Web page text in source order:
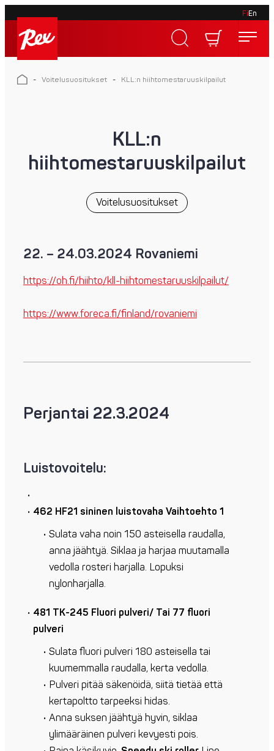
Skip
content
FiEn
Rex
- Voitelusuositukset - KLL:n hiihtomestaruuskilpailut
KLL:n
hiihtomestaruuskilpailut
Voitelusuositukset
22. – 24.03.2024 Rovaniemi
https://oh.fi/hiihto/kll-hiihtomestaruuskilpailut/
https://www.foreca.fi/finland/rovaniemi
Perjantai 22.3.2024
Luistovoitelu:
462 HF21 sininen luistovaha Vaihtoehto 1
Sulata vaha noin 150 asteisella raudalla,
anna jäähtyä. Siklaa ja harjaa muutamalla
vedolla rosteri harjalla. Lopuksi
nylonharjalla.
481 TK-245 Fluori pulveri/ Tai 77 fluori
pulveri
Sulata fluori pulveri 180 asteisella tai
kuumemmalla raudalla, kerta vedolla.
Pulveri pitää säkenöidä, siitä tietää että
kertapoltto tarpeeksi hidas.
Anna suksen jäähtyä hyvin, siklaa
ylimääräinen pulveri kevyesti pois.